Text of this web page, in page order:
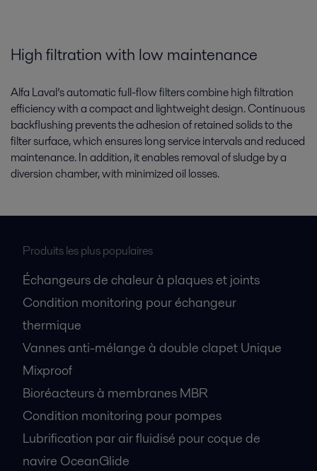
High filtration with low maintenance
Alfa Laval’s automatic full-flow filters combine high filtration
efficiency with a compact and lightweight design. Continuous
backflushing prevents the adhesion of retained solids to the
filter surface, which ensures long service intervals and reduced
maintenance. In addition, it enables removal of sludge by a
diversion chamber, with minimized oil losses.
Produits les plus populaires
Échangeurs de chaleur à plaques et joints
Condition monitoring pour échangeur
thermique
Vannes anti-mélange à double clapet Unique
Mixproof
Bioréacteurs à membranes MBR
Condition monitoring pour pompes
Lubrification par air fluidisé pour coque de
navire OceanGlide